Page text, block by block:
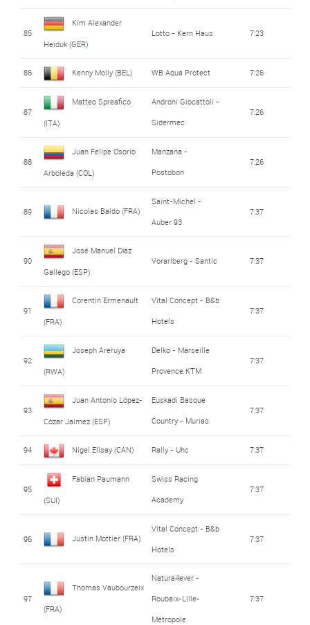
85
Kim Alexander
Heiduk (GER)
Lotto - Kern Haus 7:23
86 Kenny Molly (BEL) WB Aqua Protect 7:26
87
Matteo Spreafico
(ITA)
Androni Giocattoli -
Sidermec
7:26
88
Juan Felipe Osorio
Arboleda (COL)
Manzana -
Postobon
7:26
89 Nicolas Baldo (FRA)
Saint-Michel -
Auber 93
7:37
90
José Manuel Díaz
Gallego (ESP)
Vorarlberg - Santic 7:37
91
Corentin Ermenault
(FRA)
Vital Concept - B&b
Hotels
7:37
92
Joseph Areruya
(RWA)
Delko - Marseille
Provence KTM
7:37
93
Juan Antonio López-
Cózar Jaimez (ESP)
Euskadi Basque
Country - Murias
7:37
94 Nigel Ellsay (CAN) Rally - Uhc 7:37
95
Fabian Paumann
(SUI)
Swiss Racing
Academy
7:37
96 Justin Mottier (FRA)
Vital Concept - B&b
Hotels
7:37
97
Thomas Vaubourzeix
(FRA)
Natura4ever -
Roubaix-Lille-
Métropole
7:37